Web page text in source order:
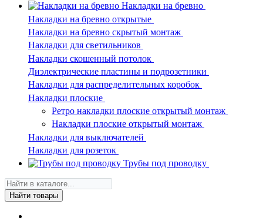
Накладки на бревно
Накладки на бревно открытые
Накладки на бревно скрытый монтаж
Накладки для светильников
Накладки скошенный потолок
Диэлектрические пластины и подрозетники
Накладки для распределительных коробок
Накладки плоские
Ретро накладки плоские открытый монтаж
Накладки плоские открытый монтаж
Накладки для выключателей
Накладки для розеток
Трубы под проводку
Найти товары